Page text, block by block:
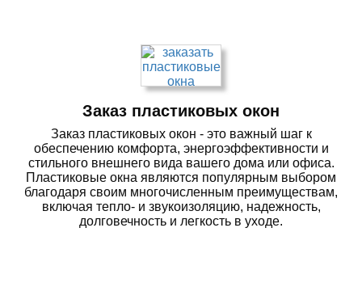
Заказ пластиковых окон
Заказ пластиковых окон - это важный шаг к
обеспечению комфорта, энергоэффективности и
стильного внешнего вида вашего дома или офиса.
Пластиковые окна являются популярным выбором
благодаря своим многочисленным преимуществам,
включая тепло- и звукоизоляцию, надежность,
долговечность и легкость в уходе.